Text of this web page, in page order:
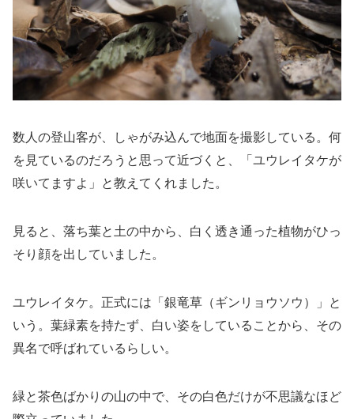
数人の登山客が、しゃがみ込んで地面を撮影している。何
を見ているのだろうと思って近づくと、「ユウレイタケが
咲いてますよ」と教えてくれました。
見ると、落ち葉と土の中から、白く透き通った植物がひっ
そり顔を出していました。
ユウレイタケ。正式には「銀竜草（ギンリョウソウ）」と
いう。葉緑素を持たず、白い姿をしていることから、その
異名で呼ばれているらしい。
緑と茶色ばかりの山の中で、その白色だけが不思議なほど